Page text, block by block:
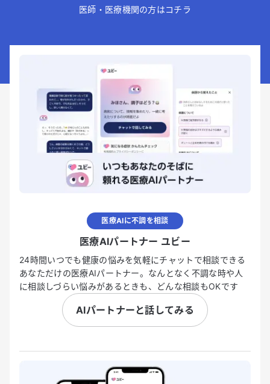
医師・医療機関の方はコチラ
医療AIに不調を相談
医療AIパートナー ユビー
24時間いつでも健康の悩みを気軽にチャットで相談できる
あなただけの医療AIパートナー。なんとなく不調な時や人
に相談しづらい悩みがあるときも、どんな相談もOKです
AIパートナーと話してみる